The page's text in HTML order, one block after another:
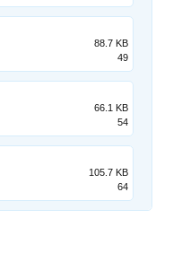
88.7 KB
49
66.1 KB
54
105.7 KB
64